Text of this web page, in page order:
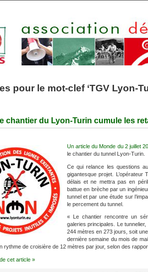
pour le mot-clef ‘TGV Lyon-
chantier du Lyon-Turin cumule les
Un article du Monde du 2 juillet
le chantier du tunnel Lyon-Turin.
Ce qui relance les questions
gigantesque projet. L’opérateur
délais et ne mettra pas en
battue en brèche par un
tunnel et par une étude sur
le percement du tunnel.
« Le chantier rencontre un
galeries principales. Le
244 mètres en 273 jours, soit
dernière semaine du mois de
rythme de croisière de 12 mètres par jour, selon des
cet article »